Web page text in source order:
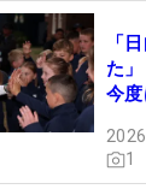
「
た
今
1